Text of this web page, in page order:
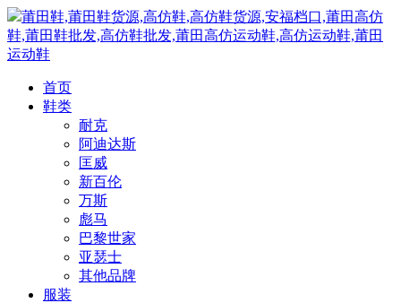
莆田鞋,莆田鞋货源,高仿鞋,高仿鞋货源,安福档口,莆田高仿
鞋,莆田鞋批发,高仿鞋批发,莆田高仿运动鞋,高仿运动鞋,莆田
运动鞋
首页
鞋类
耐克
阿迪达斯
匡威
新百伦
万斯
彪马
巴黎世家
亚瑟士
其他品牌
服装